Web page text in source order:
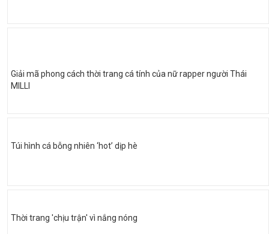
Giải mã phong cách thời trang cá tính của nữ rapper người Thái
MILLI
Túi hình cá bỗng nhiên ‘hot’ dịp hè
Thời trang 'chịu trận' vì nắng nóng